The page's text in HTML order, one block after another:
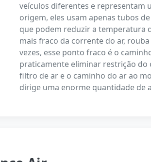
veículos diferentes e representam
origem, eles usam apenas tubos
que podem reduzir a temperatura
mais fraco da corrente do ar,
vezes, esse ponto fraco é o
praticamente eliminar restrição do
filtro de ar e o caminho do ar ao
dirige uma enorme quantidade de